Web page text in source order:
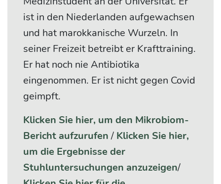
ist in den Niederlanden aufgewachsen
und hat marokkanische Wurzeln. In
seiner Freizeit betreibt er Krafttraining.
Er hat noch nie Antibiotika
eingenommen. Er ist nicht gegen Covid
geimpft.
Klicken Sie hier, um den Mikrobiom-
Bericht aufzurufen/ Klicken Sie hier,
um die Ergebnisse der
Stuhluntersuchungen anzuzeigen/